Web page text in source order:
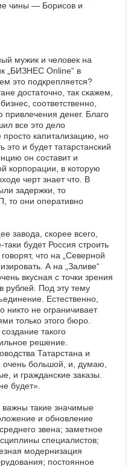
чины — Борисов и
мужик и человек на
„БИЗНЕС Online“ в
это подкрепляется?
достаточно, так скажем,
соответственно,
денег. Благо
все это дело
просто капитализацию, но
это и будет татарстанский
он составит и
корпорации, в которую
черт знает что. В
задержки, то
то они оперативно
завода, скорее всего,
будет Россия строить
что на „Северной
А на „Заливе“
вкусная с точки зрения
рублей. Под эту тему
Естественно,
никто не ограничивает
только этого бюро.
такого
решение.
Татарстана и
большой, и, думаю,
и гражданские заказы.
будет».
такие значимые
и обновление
звена; заметное
специалистов;
модернизация
постоянное